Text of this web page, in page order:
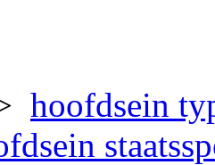
hoofdsein